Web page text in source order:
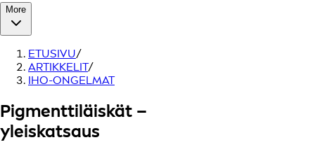
More
ETUSIVU/
ARTIKKELIT/
IHO-ONGELMAT
Pigmenttiläiskät –
yleiskatsaus